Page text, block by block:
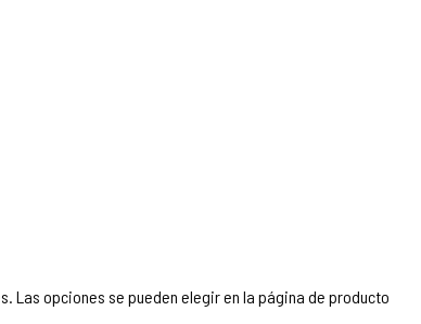
Las opciones se pueden elegir en la página de producto